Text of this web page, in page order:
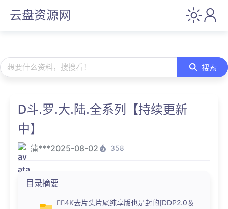
云盘资源网
想要什么资料，搜搜看！ 搜索
D斗.罗.大.陆.全系列【持续更新
中】
蒲***2025-08-02 358
目录摘要
👉🏻4K去片头片尾纯享版也是封的[DDP2.0＆